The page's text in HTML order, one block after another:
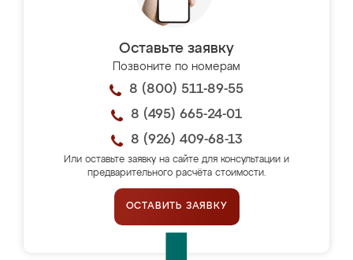
Оставьте заявку
Позвоните по номерам
8 (800) 511-89-55
8 (495) 665-24-01
8 (926) 409-68-13
Или оставьте заявку на сайте для консультации и
предварительного расчёта стоимости.
ОСТАВИТЬ ЗАЯВКУ